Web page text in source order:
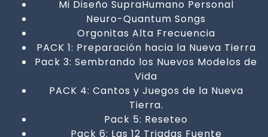
Mi Diseño SupraHumano Personal
Neuro-Quantum Songs
Orgonitas Alta Frecuencia
PACK 1: Preparación hacia la Nueva Tierra
Pack 3: Sembrando los Nuevos Modelos de
Vida
PACK 4: Cantos y Juegos de la Nueva
Tierra.
Pack 5: Reseteo
Pack 6: Las 12 Triadas Fuente